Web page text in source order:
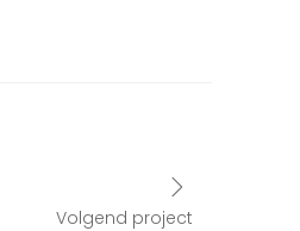
Volgend project